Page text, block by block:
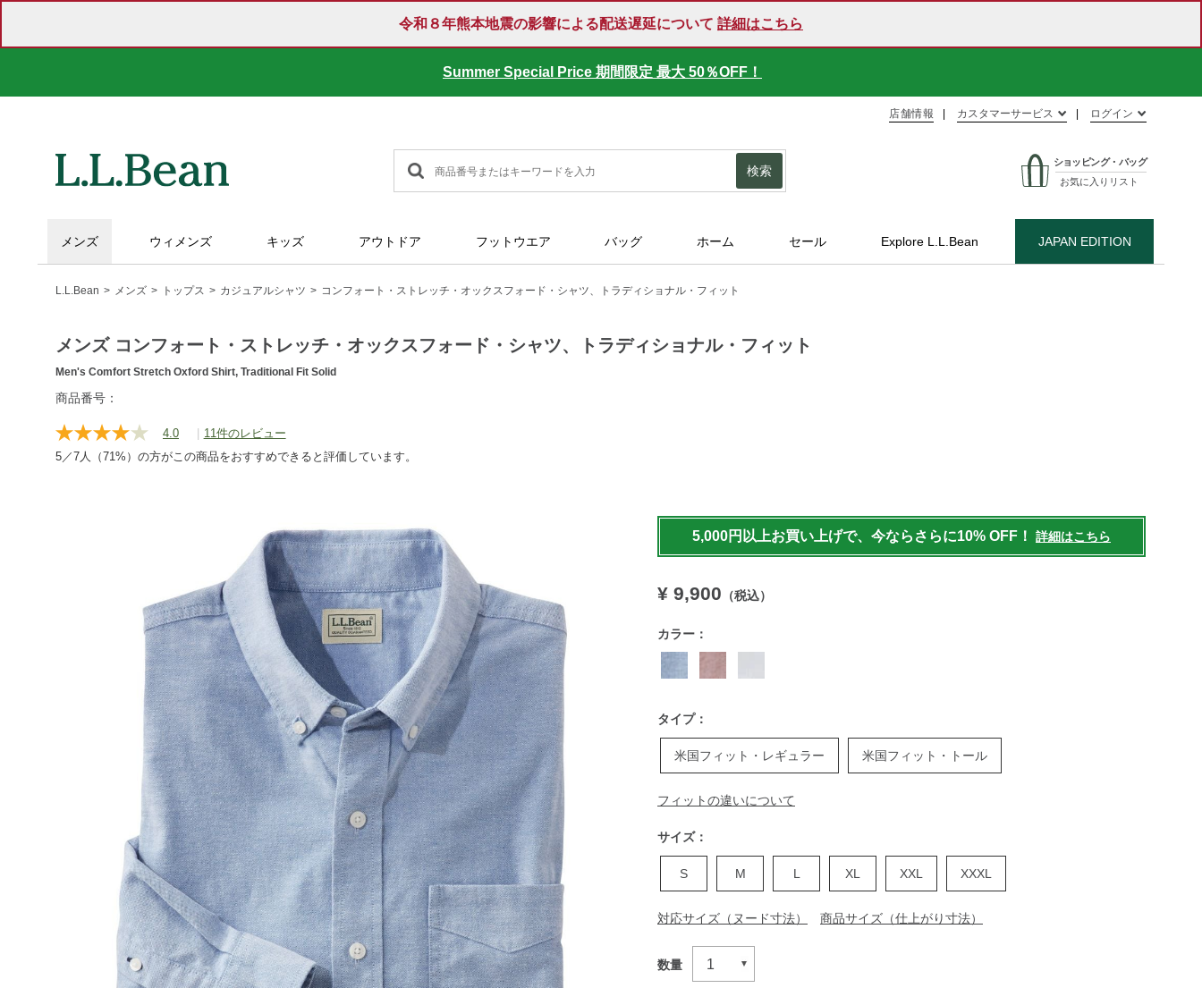
令和８年熊本地震の影響による配送遅延について 詳細はこちら
Summer Special Price 期間限定 最大 50％OFF！
店舗情報 カスタマーサービス ログイン
検索
ショッピング・バッグ
お気に入りリスト
メンズ ウィメンズ キッズ アウトドア フットウエア バッグ ホーム セール Explore L.L.Bean JAPAN EDITION
L.L.Bean メンズ トップス カジュアルシャツ コンフォート・ストレッチ・オックスフォード・シャツ、トラディショナル・フィット
メンズ コンフォート・ストレッチ・オックスフォード・シャツ、トラディショナル・フィット
Men's Comfort Stretch Oxford Shirt, Traditional Fit Solid
https://www.llbean.co.jp/mens/tops/casual-
商品番号：
4.0
レ
ビ
ー
ジ
の
リ
ン
ク。
| 11件のレビュー
5／7人（71%）の方がこの商品をおすすめできると評価しています。
5,000円以上お買い上げで、今ならさらに10% OFF！ 詳細はこちら
¥ 9,900 （税込）
カラー：
タイプ：
米国フィット・レギュラー 米国フィット・トール
フィットの違いについて
サイズ：
S M L XL XXL XXXL
対応サイズ（ヌード寸法） 商品サイズ（仕上がり寸法）
数量